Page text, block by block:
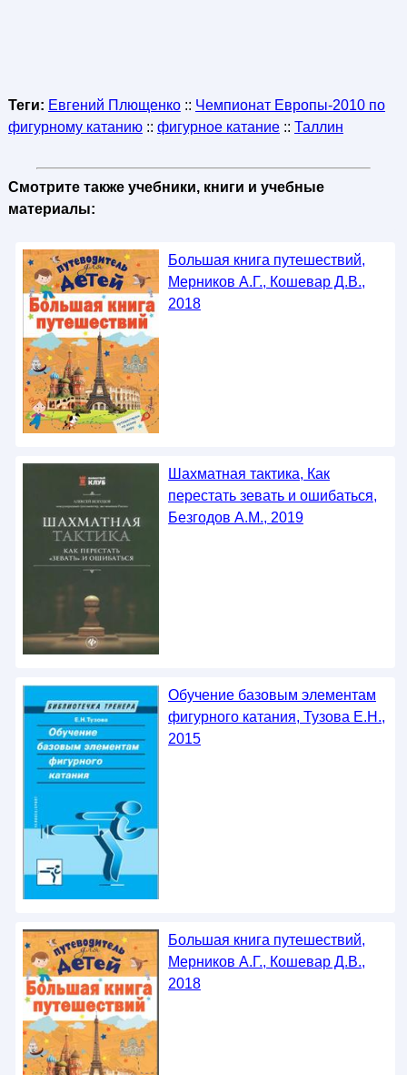
Теги: Евгений Плющенко:: Чемпионат Европы-2010 по
фигурному катанию:: фигурное катание:: Таллин
Смотрите также учебники, книги и учебные
материалы:
Большая книга путешествий,
Мерников А.Г., Кошевар Д.В.,
2018
Шахматная тактика, Как
перестать зевать и ошибаться,
Безгодов А.М., 2019
Обучение базовым элементам
фигурного катания, Тузова Е.Н.,
2015
Большая книга путешествий,
Мерников А.Г., Кошевар Д.В.,
2018